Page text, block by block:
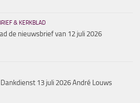
& KERKBLAD
de nieuwsbrief van 12 juli 2026
13 juli 2026 André Louws